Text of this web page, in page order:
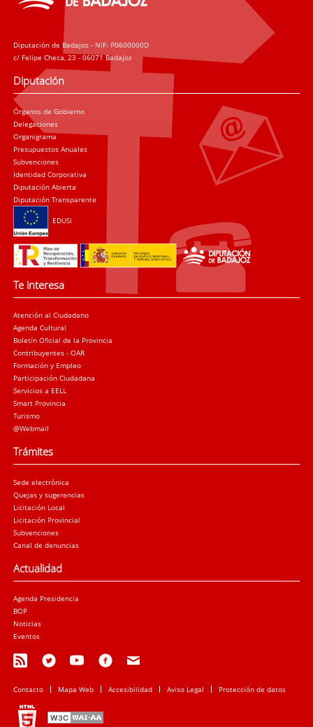
Diputación de Badajoz - NIF: P0600000D
c/ Felipe Checa, 23 - 06071 Badajoz
Diputación
Órganos de Gobierno
Delegaciones
Organigrama
Presupuestos Anuales
Subvenciones
Identidad Corporativa
Diputación Abierta
Diputación Transparente
EDUSI
Te interesa
Atención al Ciudadano
Agenda Cultural
Boletín Oficial de la Provincia
Contribuyentes - OAR
Formación y Empleo
Participación Ciudadana
Servicios a EELL
Smart Provincia
Turismo
@Webmail
Trámites
Sede electrónica
Quejas y sugerencias
Licitación Local
Licitación Provincial
Subvenciones
Canal de denuncias
Actualidad
Agenda Presidencia
BOP
Noticias
Eventos
Contacto Mapa Web Accesibilidad Aviso Legal Protección de datos